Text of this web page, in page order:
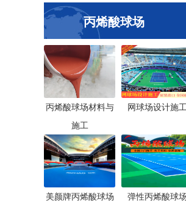
丙烯酸球场
丙烯酸球场材料与
施工
网球场设计施工
美颜牌丙烯酸球场
弹性丙烯酸球场